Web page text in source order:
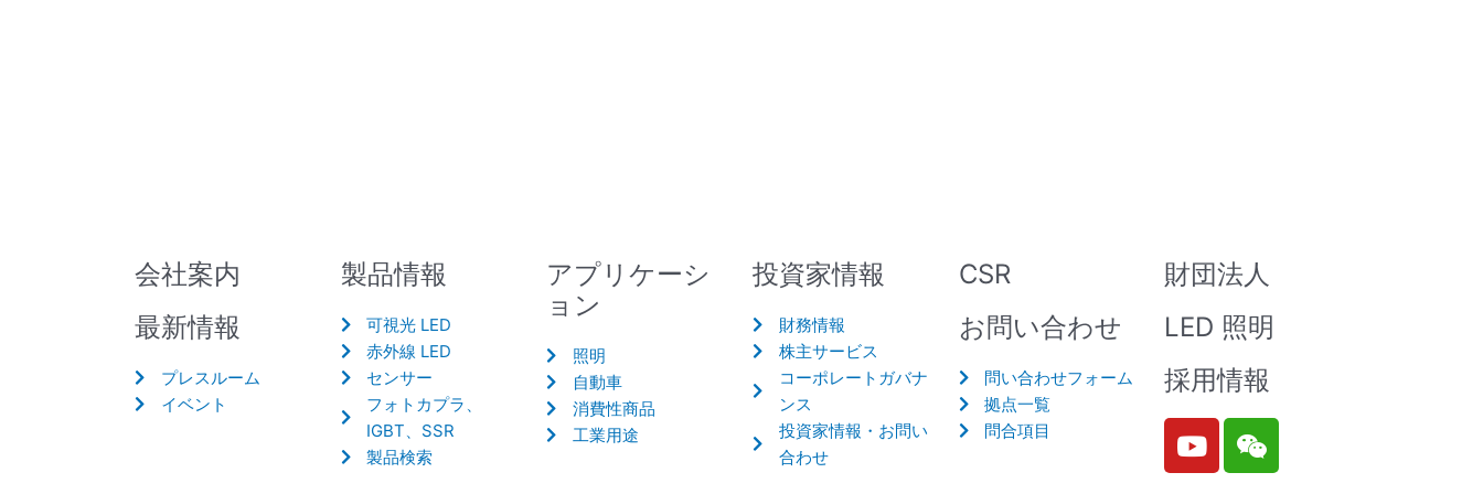
会社案内
最新情報
プレスルーム
イベント
製品情報
可視光 LED
赤外線 LED
センサー
フォトカプラ、
IGBT、SSR
製品検索
アプリケーシ
ョン
照明
自動車
消費性商品
工業用途
投資家情報
財務情報
株主サービス
コーポレートガバナ
ンス
投資家情報・お問い
合わせ
CSR
お問い合わせ
問い合わせフォーム
拠点一覧
問合項目
財団法人
LED 照明
採用情報
Y
o
W
e